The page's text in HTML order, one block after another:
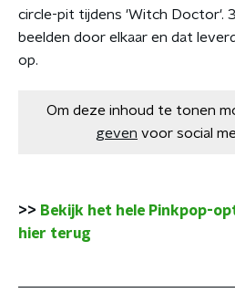
circle-pit tijdens 'Witch Doctor'.
beelden door elkaar en dat
op.
Om deze inhoud te tonen
geven voor social
>> Bekijk het hele Pinkpop-
hier terug